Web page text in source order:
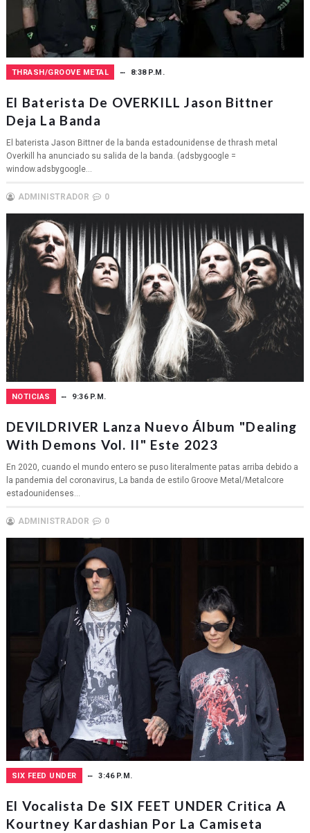
THRASH/GROOVE METAL 8:38 P.M.
El Baterista De OVERKILL Jason Bittner
Deja La Banda
El baterista Jason Bittner de la banda estadounidense de thrash metal
Overkill ha anunciado su salida de la banda. (adsbygoogle =
window.adsbygoogle...
ADMINISTRADOR 0
NOTICIAS 9:36 P.M.
DEVILDRIVER Lanza Nuevo Álbum "Dealing
With Demons Vol. II" Este 2023
En 2020, cuando el mundo entero se puso literalmente patas arriba debido a
la pandemia del coronavirus, La banda de estilo Groove Metal/Metalcore
estadounidenses...
ADMINISTRADOR 0
SIX FEED UNDER 3:46 P.M.
El Vocalista De SIX FEET UNDER Critica A
Kourtney Kardashian Por La Camiseta